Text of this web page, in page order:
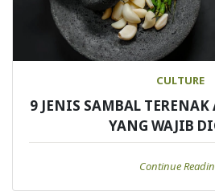
CULTURE
9 JENIS SAMBAL
YANG WAJIB
Continue